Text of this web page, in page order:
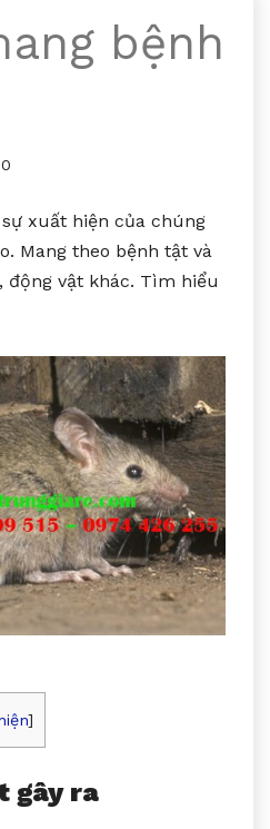
bệnh
xuất hiện của chúng
Mang theo bệnh tật và
động vật khác. Tìm hiểu
]
gây ra